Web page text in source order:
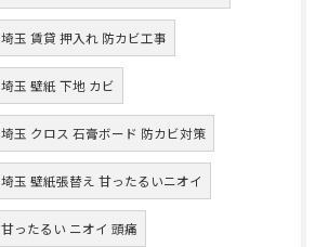
埼玉 賃貸 押入れ 防カビ工事
埼玉 壁紙 下地 カビ
埼玉 クロス 石膏ボード 防カビ対策
埼玉 壁紙張替え 甘ったるいニオイ
甘ったるい ニオイ 頭痛